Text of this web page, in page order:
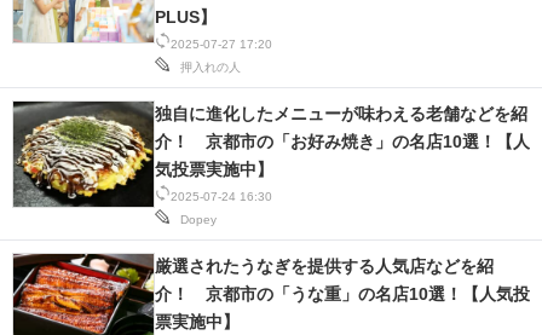
2025-07-27 17:20
押入れの人
PLUS】
2025-07-24 16:30
Dopey
独自に進化したメニューが味わえる老舗などを紹
介！ 京都市の「お好み焼き」の名店10選！【人
気投票実施中】
厳選されたうなぎを提供する人気店などを紹
介！ 京都市の「うな重」の名店10選！【人気投
票実施中】